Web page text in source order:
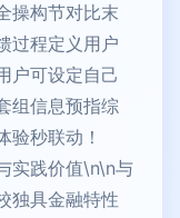
操构节对比末
过程定义用户
户可设定自己
组信息预指综
验秒联动！
实践价值\n\n与
独具金融特性